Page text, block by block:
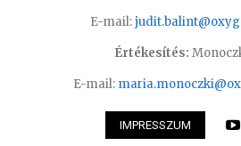
E-mail:
Értékesítés:
E-mail:
IMPRESSZUM